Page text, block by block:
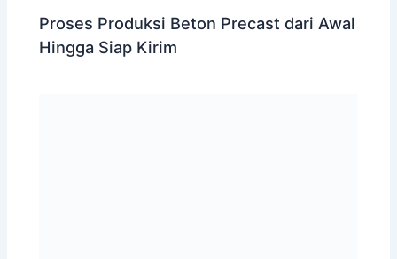
Proses Produksi Beton Precast dari Awal
Hingga Siap Kirim